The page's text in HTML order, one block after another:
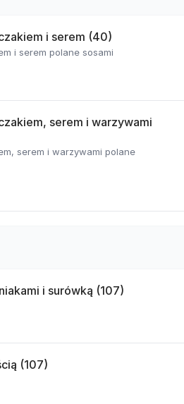
i serem (40)
i serem polane sosami
serem i warzywami
serem i warzywami polane
i surówką (107)
(107)